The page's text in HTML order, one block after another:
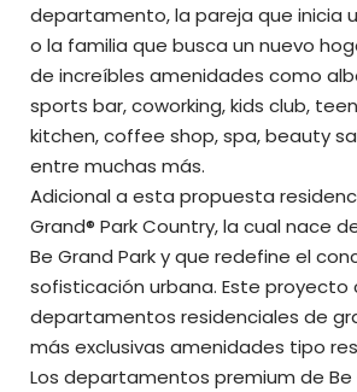
departamento, la pareja que inicia
o la familia que busca un nuevo
de increíbles amenidades como
sports bar, coworking, kids club,
kitchen, coffee shop, spa, beauty
entre muchas más.
Adicional a esta propuesta
Grand® Park Country, la cual nace
Be Grand Park y que redefine el
sofisticación urbana. Este proyecto
departamentos residenciales de
más exclusivas amenidades tipo
Los departamentos premium de Be